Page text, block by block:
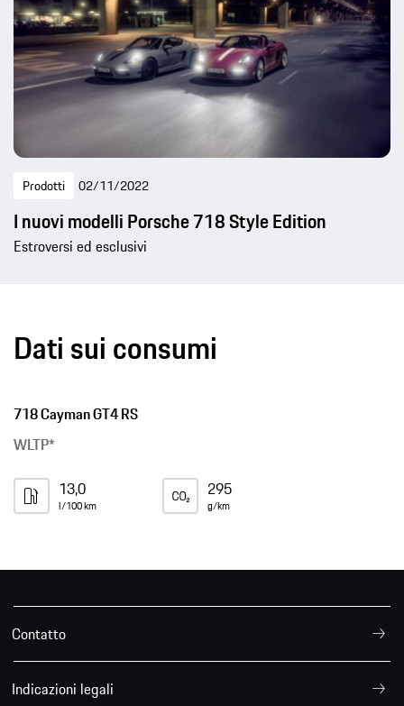
Prodotti 02/11/2022
I nuovi modelli Porsche 718 Style Edition
Estroversi ed esclusivi
Dati sui consumi
718 Cayman GT4 RS
WLTP*
13,0
l/100 km
295
g/km
Contatto
Indicazioni legali